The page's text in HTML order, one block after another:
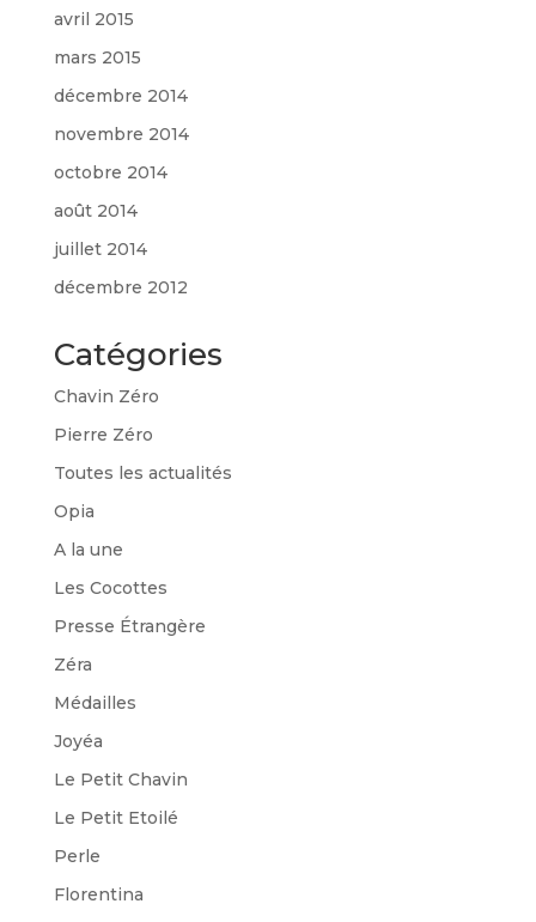
avril 2015
mars 2015
décembre 2014
novembre 2014
octobre 2014
août 2014
juillet 2014
décembre 2012
Catégories
Chavin Zéro
Pierre Zéro
Toutes les actualités
Opia
A la une
Les Cocottes
Presse Étrangère
Zéra
Médailles
Joyéa
Le Petit Chavin
Le Petit Etoilé
Perle
Florentina